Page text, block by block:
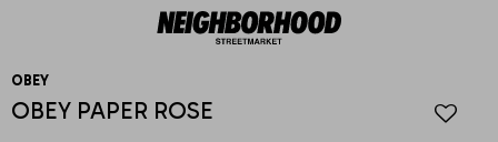
OBEY
OBEY PAPER ROSE